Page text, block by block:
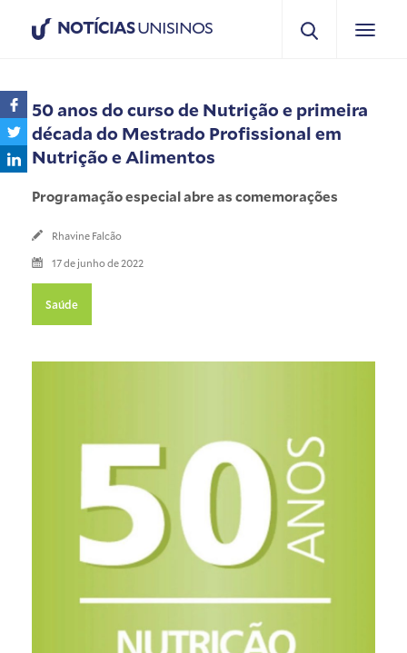
NOTÍCIASUNISINOS
50 anos do curso de Nutrição e primeira
década do Mestrado Profissional em
Nutrição e Alimentos
Programação especial abre as comemorações
Rhavine Falcão
17 de junho de 2022
Saúde